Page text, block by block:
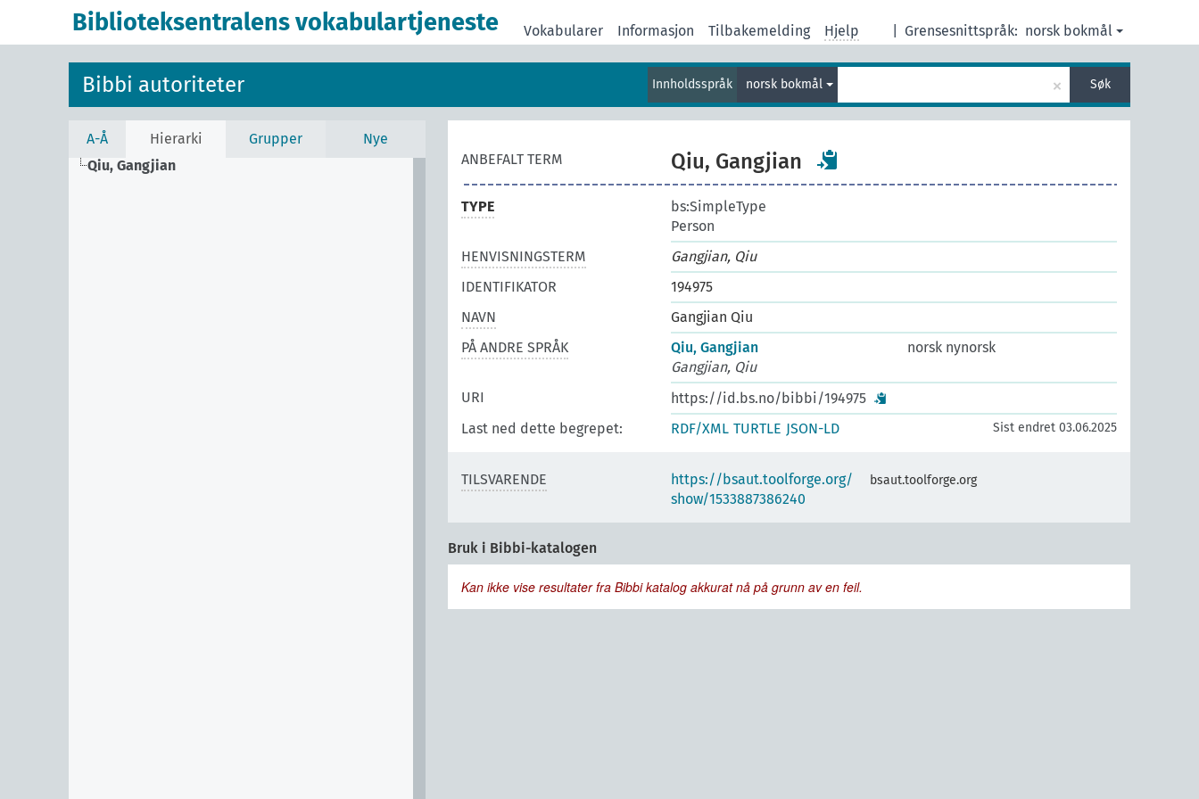
Biblioteksentralens vokabulartjeneste Grensesnittspråk: norsk bokmål
Vokabularer Informasjon Tilbakemelding Hjelp
Bibbi autoriteter Innholdsspråk norsk bokmål × Søk
A-Å Hierarki Grupper
Nye
Qiu, Gangjian
ANBEFALT TERM Qiu, Gangjian
TYPE
bs:SimpleType
Person
HENVISNINGSTERM
Gangjian, Qiu
IDENTIFIKATOR
194975
NAVN
Gangjian Qiu
PÅ ANDRE SPRÅK
Qiu, Gangjian
norsk nynorsk
Gangjian, Qiu
URI
https://id.bs.no/bibbi/194975
Last ned dette begrepet:
RDF/XML TURTLE JSON-LD Sist endret 03.06.2025
TILSVARENDE
https://bsaut.toolforge.org/
show/1533887386240
bsaut.toolforge.org
Bruk i Bibbi-katalogen
Kan ikke vise resultater fra Bibbi katalog akkurat nå på grunn av en feil.